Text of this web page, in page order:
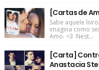
[Cartas de
Sabe aquele
imagina como
Amo. <3 Nest...
[Carta]
Anastacia